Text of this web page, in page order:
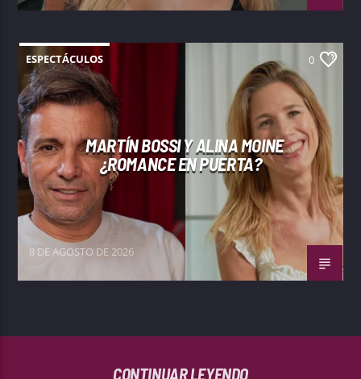
ESPECTÁCULOS 0
MARTÍN BOSSI Y ALINA MOINE
¿ROMANCE EN PUERTA?
8 DE AGOSTO DE 2026
CONTINUAR LEYENDO